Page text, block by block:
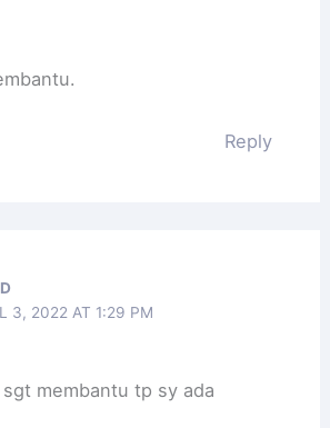
Reply
3, 2022 AT 1:29 PM
membantu tp sy ada